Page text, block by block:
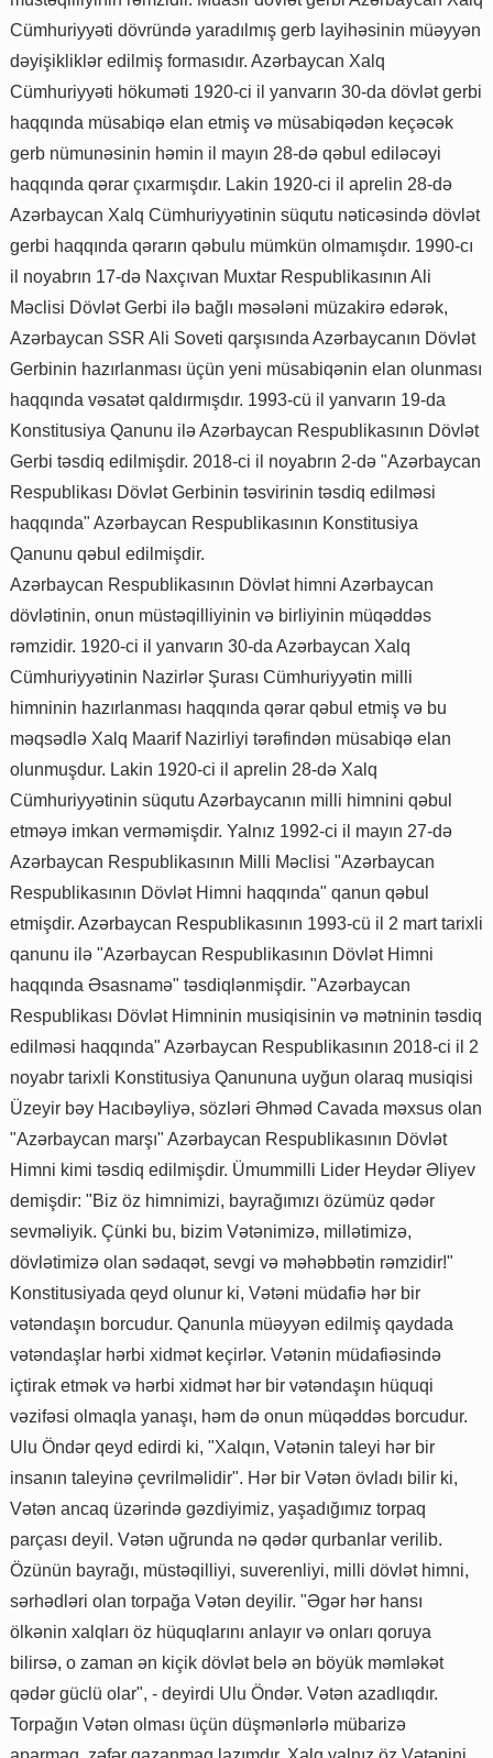
Cümhuriyyəti dövründə yaradılmış gerb layihəsinin müəyyən
dəyişikliklər edilmiş formasıdır. Azərbaycan Xalq
Cümhuriyyəti hökuməti 1920-ci il yanvarın 30-da dövlət gerbi
haqqında müsabiqə elan etmiş və müsabiqədən keçəcək
gerb nümunəsinin həmin il mayın 28-də qəbul ediləcəyi
haqqında qərar çıxarmışdır. Lakin 1920-ci il aprelin 28-də
Azərbaycan Xalq Cümhuriyyətinin süqutu nəticəsində dövlət
gerbi haqqında qərarın qəbulu mümkün olmamışdır. 1990-cı
il noyabrın 17-də Naxçıvan Muxtar Respublikasının Ali
Məclisi Dövlət Gerbi ilə bağlı məsələni müzakirə edərək,
Azərbaycan SSR Ali Soveti qarşısında Azərbaycanın Dövlət
Gerbinin hazırlanması üçün yeni müsabiqənin elan olunması
haqqında vəsatət qaldırmışdır. 1993-cü il yanvarın 19-da
Konstitusiya Qanunu ilə Azərbaycan Respublikasının Dövlət
Gerbi təsdiq edilmişdir. 2018-ci il noyabrın 2-də "Azərbaycan
Respublikası Dövlət Gerbinin təsvirinin təsdiq edilməsi
haqqında" Azərbaycan Respublikasının Konstitusiya
Qanunu qəbul edilmişdir.
Azərbaycan Respublikasının Dövlət himni Azərbaycan
dövlətinin, onun müstəqilliyinin və birliyinin müqəddəs
rəmzidir. 1920-ci il yanvarın 30-da Azərbaycan Xalq
Cümhuriyyətinin Nazirlər Şurası Cümhuriyyətin milli
himninin hazırlanması haqqında qərar qəbul etmiş və bu
məqsədlə Xalq Maarif Nazirliyi tərəfindən müsabiqə elan
olunmuşdur. Lakin 1920-ci il aprelin 28-də Xalq
Cümhuriyyətinin süqutu Azərbaycanın milli himnini qəbul
etməyə imkan verməmişdir. Yalnız 1992-ci il mayın 27-də
Azərbaycan Respublikasının Milli Məclisi "Azərbaycan
Respublikasının Dövlət Himni haqqında" qanun qəbul
etmişdir. Azərbaycan Respublikasının 1993-cü il 2 mart tarixli
qanunu ilə "Azərbaycan Respublikasının Dövlət Himni
haqqında Əsasnamə" təsdiqlənmişdir. "Azərbaycan
Respublikası Dövlət Himninin musiqisinin və mətninin təsdiq
edilməsi haqqında" Azərbaycan Respublikasının 2018-ci il 2
noyabr tarixli Konstitusiya Qanununa uyğun olaraq musiqisi
Üzeyir bəy Hacıbəyliyə, sözləri Əhməd Cavada məxsus olan
"Azərbaycan marşı" Azərbaycan Respublikasının Dövlət
Himni kimi təsdiq edilmişdir. Ümummilli Lider Heydər Əliyev
demişdir: "Biz öz himnimizi, bayrağımızı özümüz qədər
sevməliyik. Çünki bu, bizim Vətənimizə, millətimizə,
dövlətimizə olan sədaqət, sevgi və məhəbbətin rəmzidir!"
Konstitusiyada qeyd olunur ki, Vətəni müdafiə hər bir
vətəndaşın borcudur. Qanunla müəyyən edilmiş qaydada
vətəndaşlar hərbi xidmət keçirlər. Vətənin müdafiəsində
içtirak etmək və hərbi xidmət hər bir vətəndaşın hüquqi
vəzifəsi olmaqla yanaşı, həm də onun müqəddəs borcudur.
Ulu Öndər qeyd edirdi ki, "Xalqın, Vətənin taleyi hər bir
insanın taleyinə çevrilməlidir". Hər bir Vətən övladı bilir ki,
Vətən ancaq üzərində gəzdiyimiz, yaşadığımız torpaq
parçası deyil. Vətən uğrunda nə qədər qurbanlar verilib.
Özünün bayrağı, müstəqilliyi, suverenliyi, milli dövlət himni,
sərhədləri olan torpağa Vətən deyilir. "Əgər hər hansı
ölkənin xalqları öz hüquqlarını anlayır və onları qoruya
bilirsə, o zaman ən kiçik dövlət belə ən böyük məmləkət
qədər güclü olar", - deyirdi Ulu Öndər. Vətən azadlıqdır.
Torpağın Vətən olması üçün düşmənlərlə mübarizə